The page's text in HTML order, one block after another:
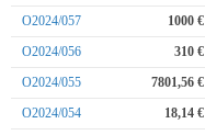
O2024/057
1000 €
O2024/056
310 €
O2024/055
7801,56 €
O2024/054
18,14 €